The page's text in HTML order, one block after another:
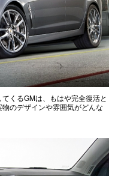
くるGMは、もはや完全復活と
のデザインや雰囲気がどんな